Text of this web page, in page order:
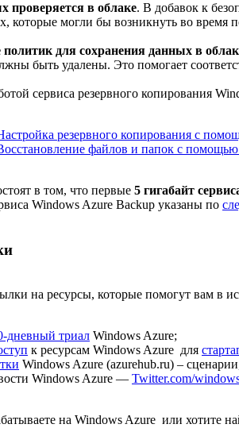
проверяется в облаке. В добавок к
которые могли бы возникнуть во время
для сохранения данных в
быть удалены. Это помогает
сервиса резервного копирования
резервного копирования с
файлов и папок с
в том, что первые 5 гигабайт
Windows Azure Backup указаны по
на ресурсы, которые помогут вам в
дневный триал Windows Azure;
к ресурсам Windows Azure для
Windows Azure (azurehub.ru) –
Windows Azure — Twitter.com/
на Windows Azure или хотите